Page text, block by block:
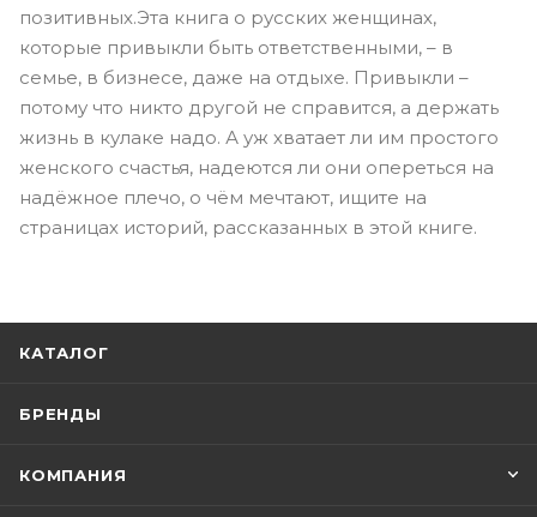
позитивных.Эта книга о русских женщинах,
которые привыкли быть ответственными, – в
семье, в бизнесе, даже на отдыхе. Привыкли –
потому что никто другой не справится, а держать
жизнь в кулаке надо. А уж хватает ли им простого
женского счастья, надеются ли они опереться на
надёжное плечо, о чём мечтают, ищите на
страницах историй, рассказанных в этой книге.
КАТАЛОГ
БРЕНДЫ
КОМПАНИЯ